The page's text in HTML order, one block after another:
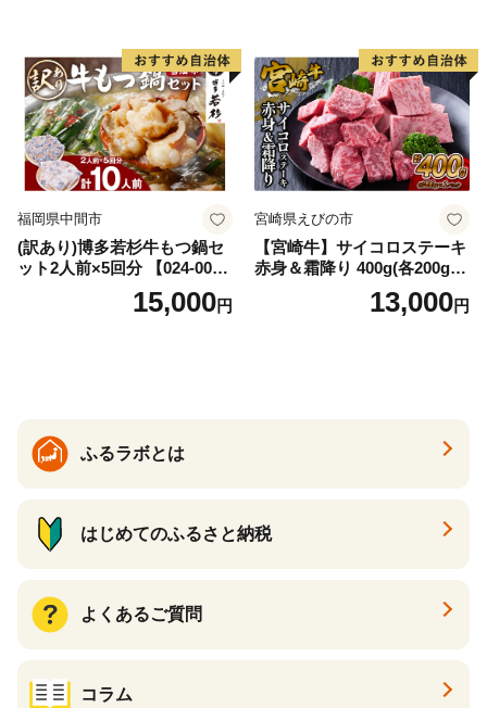
福岡県中間市
(訳あり)博多若杉牛もつ鍋セ
ット2人前×5回分 【024-002
15,000円
宮崎県えびの市
【宮崎牛】サイコロステーキ
赤身＆霜降り 400g(各200g×
１P 計2P) 真空パック 冷凍
13,000円
ふるラボとは
はじめてのふるさと納税
よくあるご質問
コラム